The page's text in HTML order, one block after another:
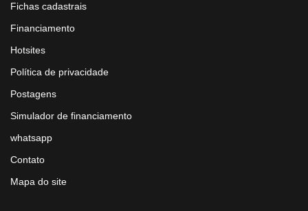
Fichas cadastrais
Financiamento
Hotsites
Política de privacidade
Postagens
Simulador de financiamento
whatsapp
Contato
Mapa do site